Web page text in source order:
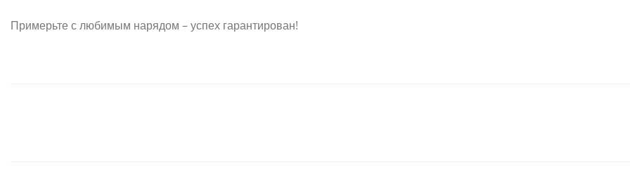
Примерьте с любимым нарядом – успех гарантирован!